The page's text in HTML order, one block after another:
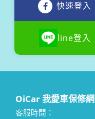
快速登入
line登入
OiCar 我愛車保修網
客服時間：